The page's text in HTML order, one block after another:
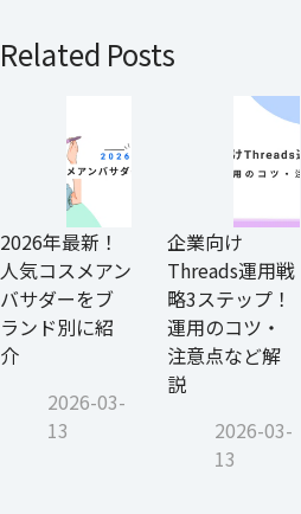
Related Posts
2026年最新！
人気コスメアン
バサダーをブ
ランド別に紹
介
2026-03-
13
企業向け
Threads運用戦
略3ステップ！
運用のコツ・
注意点など解
説
2026-03-
13